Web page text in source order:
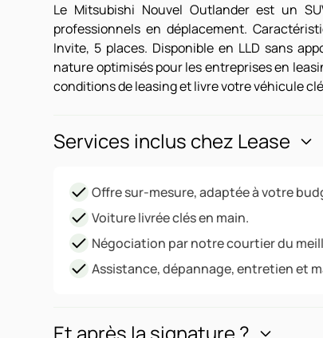
Le Mitsubishi Nouvel Outlander est un
professionnels en déplacement.
Invite, 5 places. Disponible en LLD sans
nature optimisés pour les entreprises en
conditions de leasing et livre votre véhicule
Services inclus chez Lease
Offre sur-mesure, adaptée à votre
Voiture livrée clés en main.
Négociation par notre courtier du
Assistance, dépannage, entretien et